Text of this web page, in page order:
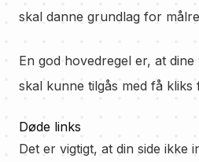
skal danne grundlag for
En god hovedregel er, at dine
skal kunne tilgås med få kliks
Døde links
Det er vigtigt, at din side ikke